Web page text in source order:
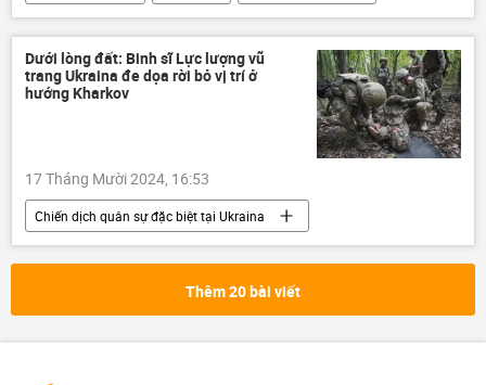
cao tốc
Video
Bài hát
Thế giới
Dưới lòng đất: Binh sĩ Lực lượng vũ
trang Ukraina đe dọa rời bỏ vị trí ở
hướng Kharkov
17 Tháng Mười 2024, 16:53
Chiến dịch quân sự đặc biệt tại Ukraina
Ukraina
Cuộc khủng hoảng ở Ukraina
xung đột quân sự
Quân sự
lực lượng vũ trang
Thêm 20 bài viết